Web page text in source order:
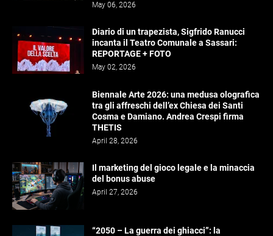
May 06, 2026
Diario di un trapezista, Sigfrido Ranucci
incanta il Teatro Comunale a Sassari:
REPORTAGE + FOTO
May 02, 2026
Biennale Arte 2026: una medusa olografica
tra gli affreschi dell’ex Chiesa dei Santi
Cosma e Damiano. Andrea Crespi firma
THETIS
April 28, 2026
Il marketing del gioco legale e la minaccia
del bonus abuse
April 27, 2026
“2050 – La guerra dei ghiacci”: la